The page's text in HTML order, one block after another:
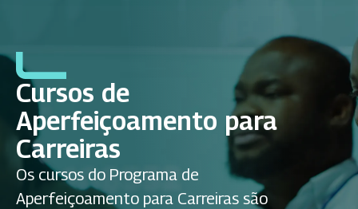
Cursos de
Aperfeiçoamento para
Carreiras
Os cursos do Programa de
Aperfeiçoamento para Carreiras são